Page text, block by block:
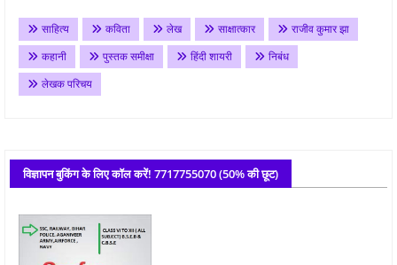
साहित्य कविता लेख साक्षात्कार
राजीव कुमार झा
कहानी
पुस्तक समीक्षा हिंदी शायरी
निबंध
लेखक परिचय
विज्ञापन बुकिंग के लिए कॉल करें! 7717755070 (50% की छूट)